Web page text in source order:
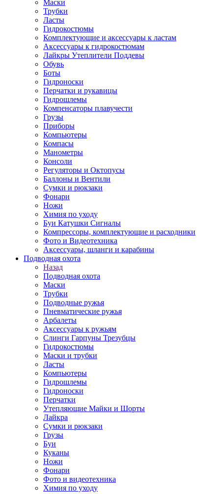
Маски
Трубки
Ласты
Гидрокостюмы
Комплектующие и аксессуары к ластам
Аксессуары к гидрокостюмам
Лайкры Утеплители Поддевы
Обувь
Боты
Гидроноски
Перчатки и рукавицы
Гидрошлемы
Компенсаторы плавучести
Грузы
Приборы
Компьютеры
Компасы
Манометры
Консоли
Регуляторы и Октопусы
Баллоны и Вентили
Сумки и рюкзаки
Фонари
Ножи
Химия по уходу
Буи Катушки Сигналы
Компрессоры, комплектующие и расходники
Фото и Видеотехника
Аксессуары, шланги и карабины
Подводная охота
Назад
Подводная охота
Маски
Трубки
Подводные ружья
Пневматические ружья
Арбалеты
Аксессуары к ружьям
Слинги Гарпуны Трезубцы
Гидрокостюмы
Маски и трубки
Ласты
Компьютеры
Гидрошлемы
Гидроноски
Перчатки
Утепляющие Майки и Шорты
Лайкра
Сумки и рюкзаки
Грузы
Буи
Куканы
Ножи
Фонари
Фото и видеотехника
Химия по уходу